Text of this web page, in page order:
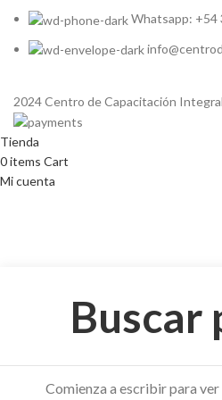
Whatsapp: +54
2024 Centro de Capacitación
Comienza a escribir para
Tienda
0items Cart
Mi cuenta